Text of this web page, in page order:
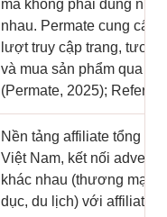
mà không phải dùng
nhau. Permate cung cấp
lượt truy cập trang,
và mua sản phẩm qua
(Permate, 2025);
Nền tảng affiliate tổng
Việt Nam, kết nối
khác nhau (thương mại,
dục, du lịch) với affiliate